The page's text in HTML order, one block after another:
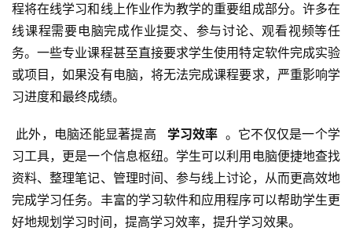
程将在线学习和线上作业作为教学的重要组成部分。许多在
线课程需要电脑完成作业提交、参与讨论、观看视频等任
务。一些专业课程甚至直接要求学生使用特定软件完成实验
或项目，如果没有电脑，将无法完成课程要求，严重影响学
习进度和最终成绩。
此外，电脑还能显著提高
  学习效率
。它不仅仅是一个学
习工具，更是一个信息枢纽。学生可以利用电脑便捷地查找
资料、整理笔记、管理时间、参与线上讨论，从而更高效地
完成学习任务。丰富的学习软件和应用程序可以帮助学生更
好地规划学习时间，提高学习效率，提升学习效果。